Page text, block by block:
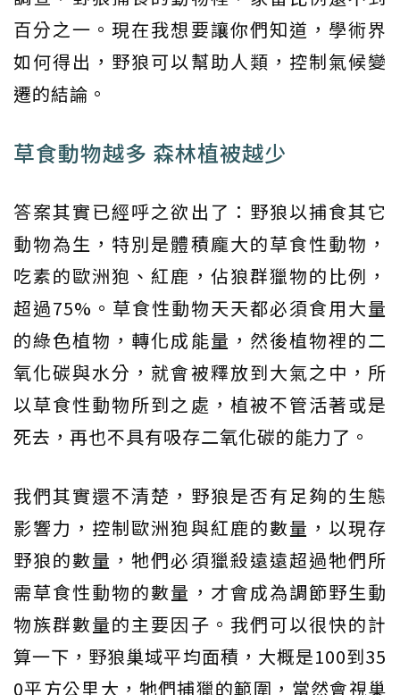
百分之一。現在我想要讓你們知道，學術界
如何得出，野狼可以幫助人類，控制氣候變
遷的結論。
草食動物越多 森林植被越少
答案其實已經呼之欲出了：野狼以捕食其它
動物為生，特別是體積龐大的草食性動物，
吃素的歐洲狍、紅鹿，佔狼群獵物的比例，
超過75%。草食性動物天天都必須食用大量
的綠色植物，轉化成能量，然後植物裡的二
氧化碳與水分，就會被釋放到大氣之中，所
以草食性動物所到之處，植被不管活著或是
死去，再也不具有吸存二氧化碳的能力了。
我們其實還不清楚，野狼是否有足夠的生態
影響力，控制歐洲狍與紅鹿的數量，以現存
野狼的數量，牠們必須獵殺遠遠超過牠們所
需草食性動物的數量，才會成為調節野生動
物族群數量的主要因子。我們可以很快的計
算一下，野狼巢域平均面積，大概是100到35
0平方公里大，牠們捕獵的範圍，當然會視巢